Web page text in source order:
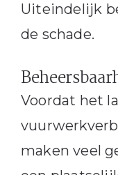
Uiteindelijk
de schade.
Voordat het
maken veel